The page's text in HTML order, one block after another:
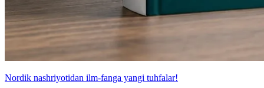
Nordik nashriyotidan ilm-fanga yangi tuhfalar!